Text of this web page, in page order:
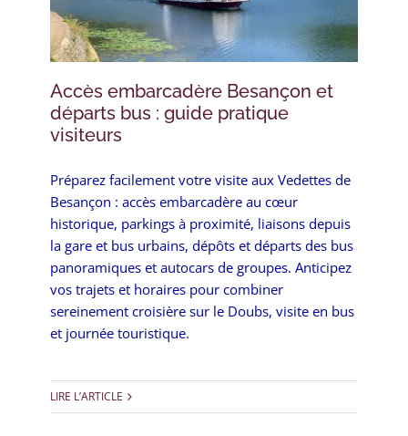
Accès embarcadère Besançon et
départs bus : guide pratique
visiteurs
Préparez facilement votre visite aux Vedettes de
Besançon : accès embarcadère au cœur
historique, parkings à proximité, liaisons depuis
la gare et bus urbains, dépôts et départs des bus
panoramiques et autocars de groupes. Anticipez
vos trajets et horaires pour combiner
sereinement croisière sur le Doubs, visite en bus
et journée touristique.
LIRE L’ARTICLE